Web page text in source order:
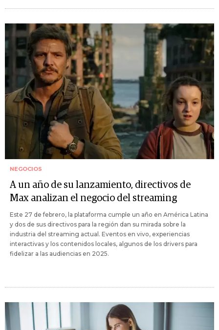
NEGOCIOS
A un año de su lanzamiento, directivos de
Max analizan el negocio del streaming
Este 27 de febrero, la plataforma cumple un año en América Latina
y dos de sus directivos para la región dan su mirada sobre la
industria del streaming actual. Eventos en vivo, experiencias
interactivas y los contenidos locales, algunos de los drivers para
fidelizar a las audiencias en 2025.